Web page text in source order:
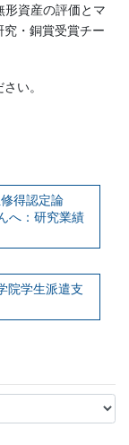
形資産の評価とマ
・銅賞受賞チー
い。
得認定論
へ：研究業績
院学生派遣支